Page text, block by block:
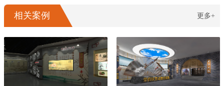
相关案例 更多+